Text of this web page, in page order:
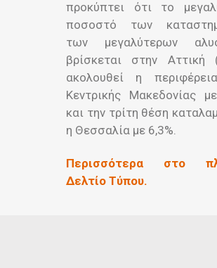
προκύπτει ότι το
ποσοστό των
των μεγαλύτερων
βρίσκεται στην Αττική
ακολουθεί η
Κεντρικής Μακεδονίας
και την τρίτη θέση
η Θεσσαλία με 6,3%.
Περισσότερα στο
Δελτίο Τύπου.